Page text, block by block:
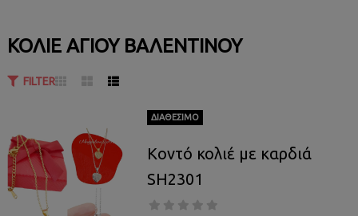
ΚΟΛΙΈ ΑΓΊΟΥ ΒΑΛΕΝΤΊΝΟΥ
FILTER
ΔΙΑΘΈΣΙΜΟ
Κοντό κολιέ με καρδιά
SH2301